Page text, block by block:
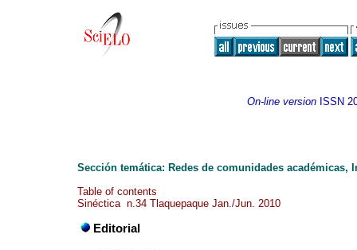
On-line version ISSN
Sección temática: Redes de comunidades académicas,
Table of contents
Sinéctica n.34 Tlaquepaque Jan./Jun. 2010
Editorial